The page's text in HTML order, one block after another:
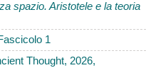
spazio. Aristotele e la teoria
1
Thought, 2026,